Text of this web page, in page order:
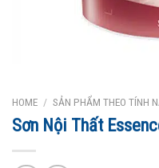
HOME / SẢN PHẨM THEO TÍNH
Sơn Nội Thất